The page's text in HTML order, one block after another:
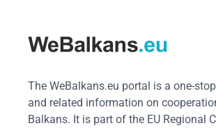
The WeBalkans.eu portal is a one-
and related information on
Balkans. It is part of the EU Regional